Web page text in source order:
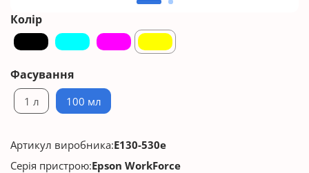
Колір
Фасування
1 л 100 мл
Артикул виробника:E130-530e
Серія пристрою:Epson WorkForce